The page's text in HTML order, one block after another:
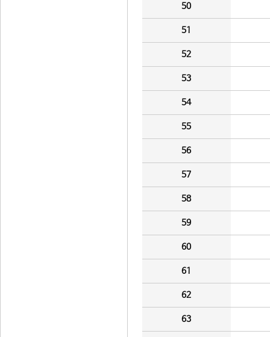
50
51
52
53
54
55
56
57
58
59
60
61
62
63